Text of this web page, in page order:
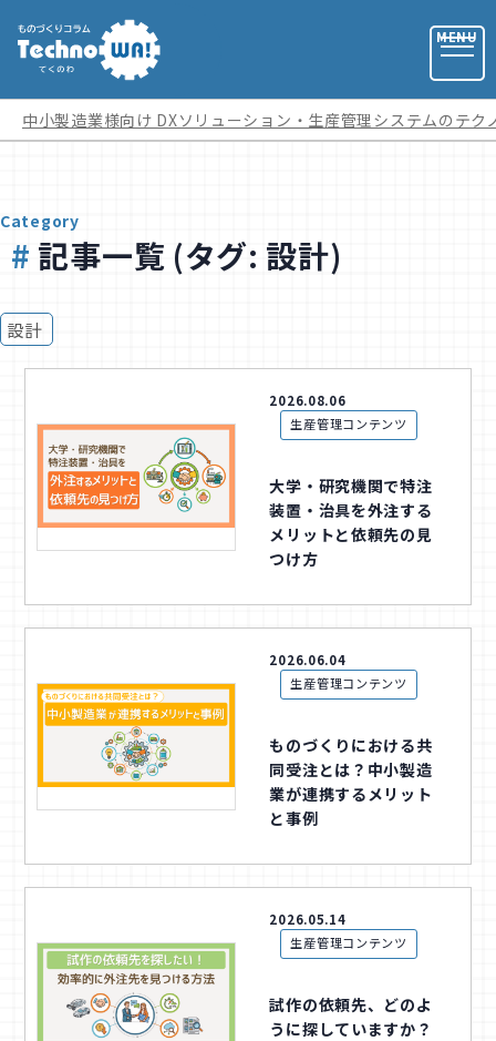
お役立ち資料
記事カテゴリ
全ての記事
中小企業診断士コラム
生産管理コンテンツ
イベント開催レポート
お役立ちPCスキル
セミナーアーカイブ
導入事例
中小製造業様向け DXソリューション・生産管理システムのテク
記事一覧 (タグ: 設計)
Category
設計
2026.08.06
生産管理コンテンツ
大学・研究機関で特注
装置・治具を外注する
メリットと依頼先の見
つけ方
2026.06.04
生産管理コンテンツ
ものづくりにおける共
同受注とは？中小製造
業が連携するメリット
と事例
2026.05.14
生産管理コンテンツ
試作の依頼先、どのよ
うに探していますか？